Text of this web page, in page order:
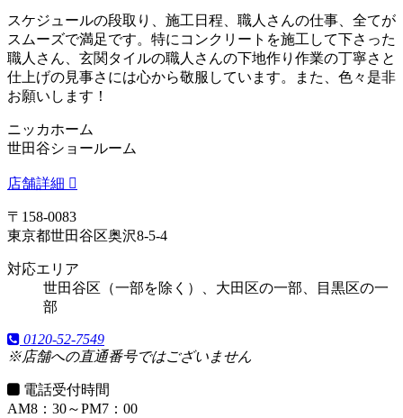
スケジュールの段取り、施工日程、職人さんの仕事、全てが
スムーズで満足です。特にコンクリートを施工して下さった
職人さん、玄関タイルの職人さんの下地作り作業の丁寧さと
仕上げの見事さには心から敬服しています。また、色々是非
お願いします！
ニッカホーム
世田谷ショールーム
店舗詳細
〒158-0083
東京都世田谷区奥沢8-5-4
対応エリア
世田谷区（一部を除く）、大田区の一部、目黒区の一
部
0120-52-7549
※店舗への直通番号ではございません
電話受付時間
AM8：30～PM7：00